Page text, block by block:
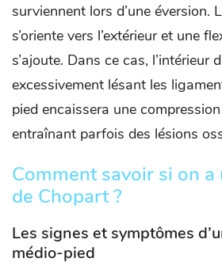
surviennent lors d’une éversion.
s’oriente vers l’extérieur et une
s’ajoute. Dans ce cas, l’intérieur
excessivement lésant les
pied encaissera une
entraînant parfois des lésions
Comment savoir si on a
de Chopart ?
Les signes et symptômes
médio-pied